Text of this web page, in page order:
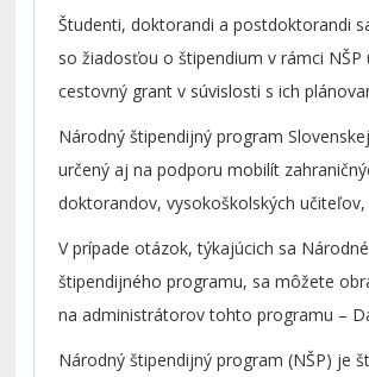
externej vzdelávacej inštitúcii v zmysle
napr. na SAV) apostdoktorandov
slovenských vysokých školách a
pokrytie životných nákladov na študijný
výskumný/umelecký pobyt počas 2.
vysokoškolského vzdelávania
(magisterské/inžinierske/doktorské
a/alebo výskumný/umelecký pobyt
doktorandského štúdia alebo na
postdoktorandov na vybranej
Študenti, doktorandi a postdoktorandi
so žiadosťou o štipendium v rámci NŠP
cestovný grant v súvislosti s ich
študijným a/alebo výskumným/
v zahraničí.
Národný štipendijný program
určený aj na podporu mobilít
doktorandov, vysokoškolských učiteľov,
a umeleckých pracovníkov na pobyty na
vysokých školách a výskumných
V prípade otázok, týkajúcich sa
štipendijného programu, sa môžete
na administrátorov tohto programu –
Remenar Kirdová (
Národný štipendijný program (NŠP) je